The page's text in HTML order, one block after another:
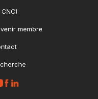
membre